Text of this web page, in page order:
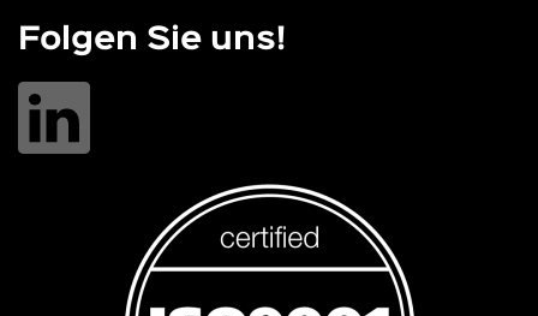
Folgen Sie uns!